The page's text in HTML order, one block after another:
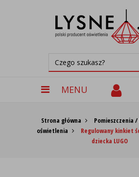
MENU
Strona główna
Pomieszczenia
oświetlenia
Regulowany kinkiet
dziecka LUGO